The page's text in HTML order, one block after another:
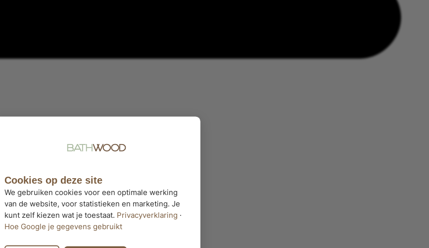
Cookies op deze site
We gebruiken cookies voor een optimale werking
van de website, voor statistieken en marketing. Je
kunt zelf kiezen wat je toestaat. Privacyverklaring ·
Hoe Google je gegevens gebruikt